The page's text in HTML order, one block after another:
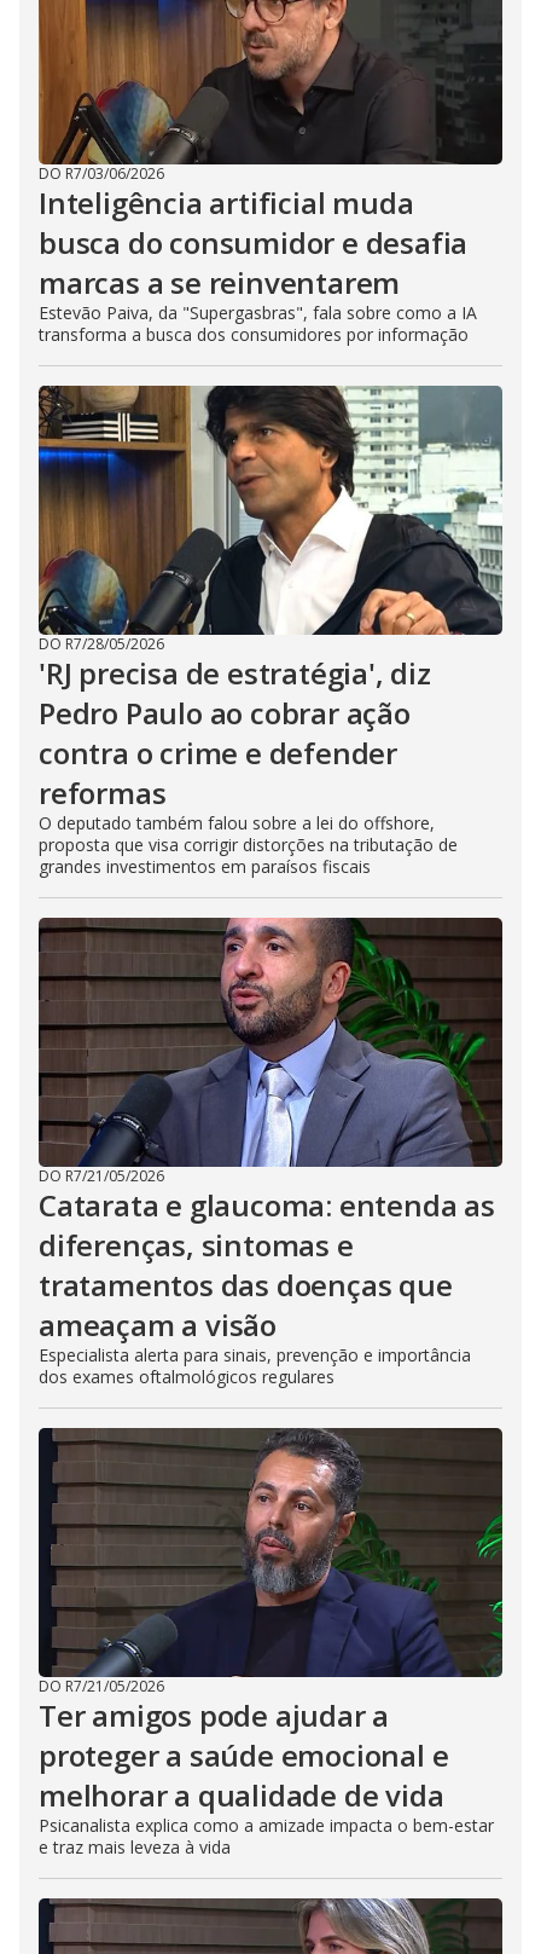
DO R7/03/06/2026
Inteligência artificial muda
busca do consumidor e desafia
marcas a se reinventarem
Estevão Paiva, da "Supergasbras", fala sobre como a IA
transforma a busca dos consumidores por informação
DO R7/28/05/2026
'RJ precisa de estratégia', diz
Pedro Paulo ao cobrar ação
contra o crime e defender
reformas
O deputado também falou sobre a lei do offshore,
proposta que visa corrigir distorções na tributação de
grandes investimentos em paraísos fiscais
DO R7/21/05/2026
Catarata e glaucoma: entenda as
diferenças, sintomas e
tratamentos das doenças que
ameaçam a visão
Especialista alerta para sinais, prevenção e importância
dos exames oftalmológicos regulares
DO R7/21/05/2026
Ter amigos pode ajudar a
proteger a saúde emocional e
melhorar a qualidade de vida
Psicanalista explica como a amizade impacta o bem-estar
e traz mais leveza à vida